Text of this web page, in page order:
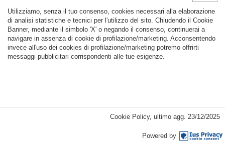
Contratto da definire
Orario non definito
Chi siamo prestitalia è la società finanziaria del gruppo
Utilizziamo, senza il tuo consenso, cookies necessari alla elaborazione
di analisi statistiche e tecnici per l'utilizzo del sito. Chiudendo il Cookie
Banner, mediante il simbolo 'X' o negando il consenso, continuerai a
navigare in assenza di cookie di profilazione/marketing. Acconsentendo
invece all'uso dei cookies di profilazione/marketing potremo offrirti
messaggi pubblicitari corrispondenti alle tue esigenze.
Cookie Policy, ultimo agg. 23/12/2025
Powered by